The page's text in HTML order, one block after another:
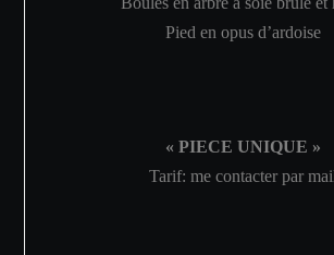
Pied en opus d’ardoise
« PIECE UNIQUE »
Tarif: me contacter par